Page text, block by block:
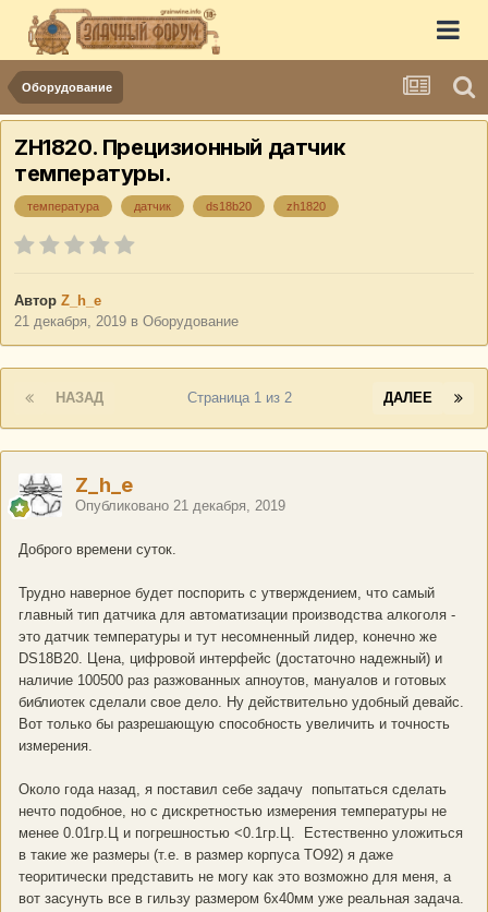
Оборудование
ZH1820. Прецизионный датчик
температуры.
температура датчик ds18b20 zh1820
Автор Z_h_e
21 декабря, 2019 в Оборудование
НАЗАД ДАЛЕЕ
Страница 1 из 2
Z_h_e
Опубликовано 21 декабря, 2019
Доброго времени суток.
Трудно наверное будет поспорить с утверждением, что самый
главный тип датчика для автоматизации производства алкоголя -
это датчик температуры и тут несомненный лидер, конечно же
DS18B20. Цена, цифровой интерфейс (достаточно надежный) и
наличие 100500 раз разжованных апноутов, мануалов и готовых
библиотек сделали свое дело. Ну действительно удобный девайс.
Вот только бы разрешающую способность увеличить и точность
измерения.
Около года назад, я поставил себе задачу попытаться сделать
нечто подобное, но с дискретностью измерения температуры не
менее 0.01гр.Ц и погрешностью <0.1гр.Ц. Естественно уложиться
в такие же размеры (т.е. в размер корпуса TO92) я даже
теоритически представить не могу как это возможно для меня, а
вот засунуть все в гильзу размером 6х40мм уже реальная задача.